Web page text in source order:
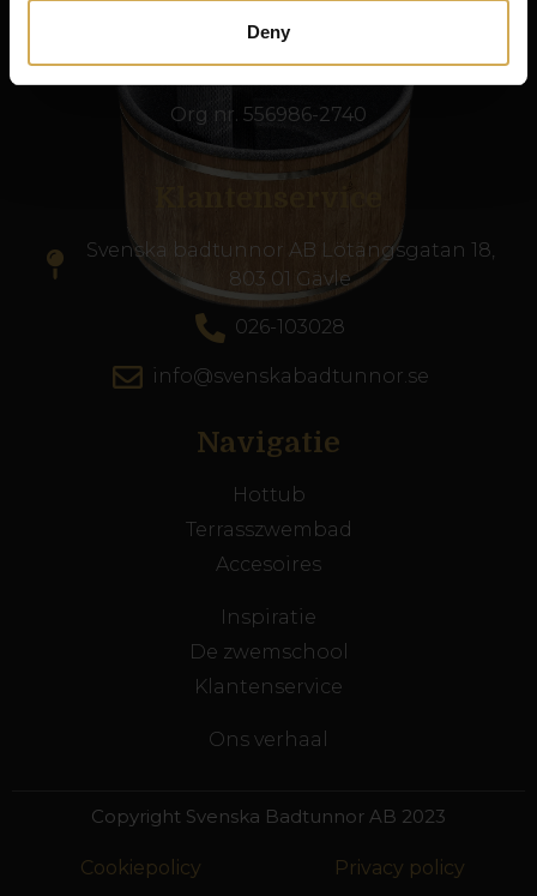
Deny
kwaliteit in heel Europa.
Org nr. 556986-2740
Svenska badtunnor AB Lötängsgatan 18,
803 01 Gävle
026-103028
info@svenskabadtunnor.se
Navigatie
Hottub
Terrasszwembad
Accesoires
Inspiratie
De zwemschool
Klantenservice
Ons verhaal
Copyright Svenska Badtunnor AB 2023
Cookiepolicy Privacy policy